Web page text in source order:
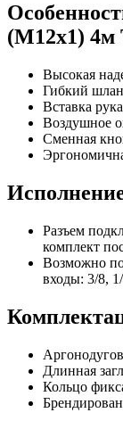
(M12х1) 4м
Высокая
Гибкий
Вставка
Воздушное
Сменная
Разъем
комплект
Возможно
входы: 3/8,
Длинная
Кольцо